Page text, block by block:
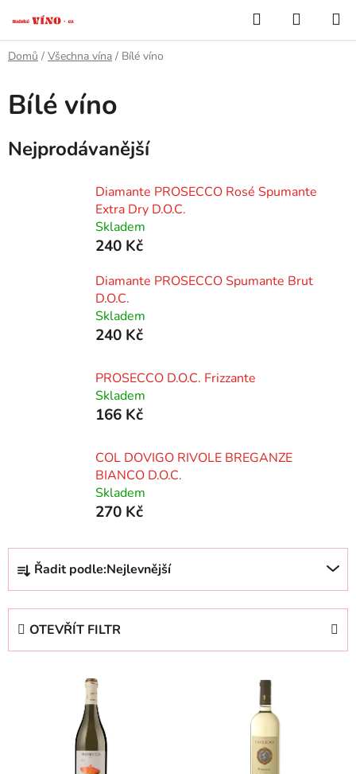
na
obsah
Hledat
KOŠÍK
Domů / Všechna vína / Bílé víno
Bílé víno
Nejprodávanější
Diamante PROSECCO Rosé Spumante
Extra Dry D.O.C.
Skladem
240 Kč
Diamante PROSECCO Spumante Brut
D.O.C.
Skladem
240 Kč
PROSECCO D.O.C. Frizzante
Skladem
166 Kč
COL DOVIGO RIVOLE BREGANZE
BIANCO D.O.C.
Skladem
270 Kč
Ř
z
Řadit podle:Nejlevnější
OTEVŘÍT FILTR